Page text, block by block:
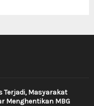
Terjadi, Masyarakat
Menghentikan MBG